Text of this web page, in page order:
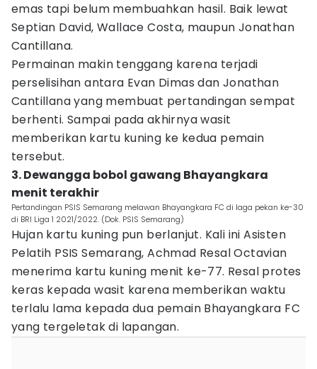
emas tapi belum membuahkan hasil. Baik lewat
Septian David, Wallace Costa, maupun Jonathan
Cantillana.
Permainan makin tenggang karena terjadi
perselisihan antara Evan Dimas dan Jonathan
Cantillana yang membuat pertandingan sempat
berhenti. Sampai pada akhirnya wasit
memberikan kartu kuning ke kedua pemain
tersebut.
3. Dewangga bobol gawang Bhayangkara
menit terakhir
Pertandingan PSIS Semarang melawan Bhayangkara FC di laga pekan ke-30
di BRI Liga 1 2021/2022. (Dok. PSIS Semarang)
Hujan kartu kuning pun berlanjut. Kali ini Asisten
Pelatih PSIS Semarang, Achmad Resal Octavian
menerima kartu kuning menit ke-77. Resal protes
keras kepada wasit karena memberikan waktu
terlalu lama kepada dua pemain Bhayangkara FC
yang tergeletak di lapangan.